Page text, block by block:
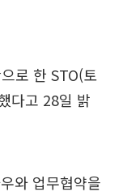
로 한 STO(토
다고 28일 밝
와 업무협약을